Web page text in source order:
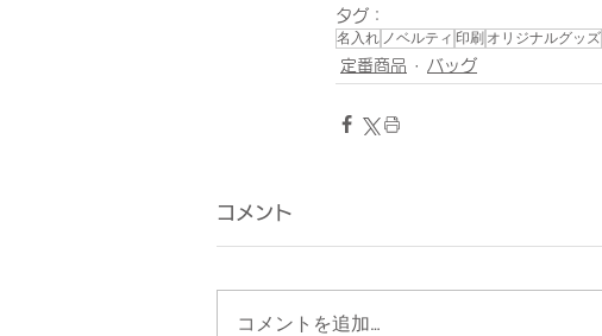
タグ：
名入れ ノベルティ 印刷 オリジナルグッズ
定番商品
バッグ
コメント
コメントを追加…